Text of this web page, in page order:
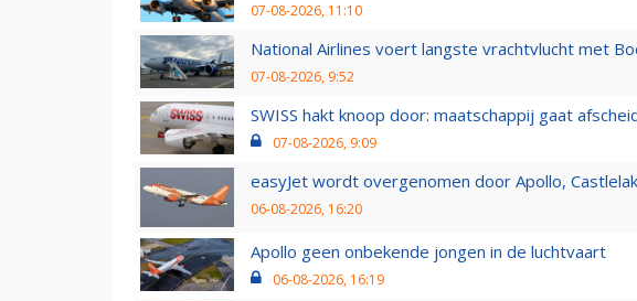
07-08-2026, 11:10
National Airlines voert langste vrachtvlucht met
07-08-2026, 9:52
SWISS hakt knoop door: maatschappij gaat
07-08-2026, 9:09
easyJet wordt overgenomen door Apollo,
06-08-2026, 16:20
Apollo geen onbekende jongen in de luchtvaart
06-08-2026, 16:19